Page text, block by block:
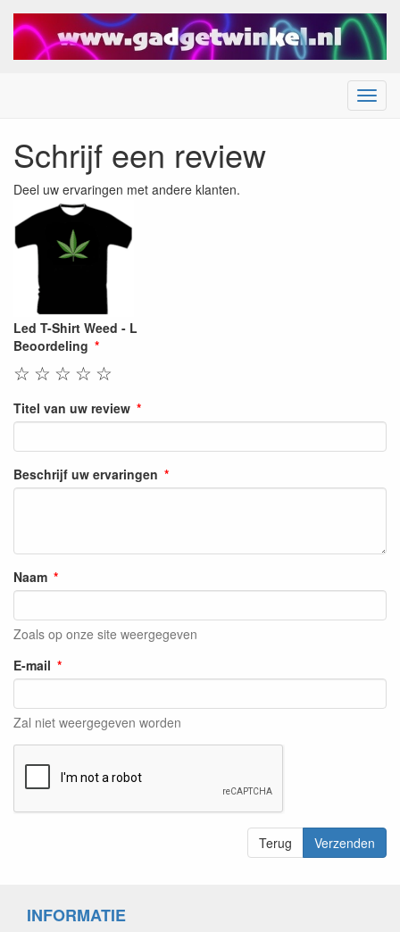
Menu
Schrijf een review
Deel uw ervaringen met andere klanten.
Led T-Shirt Weed - L
Beoordeling
☆
☆
☆
☆
☆
Titel van uw review
Beschrijf uw ervaringen
Naam
Zoals op onze site weergegeven
E-mail
Zal niet weergegeven worden
Terug Verzenden
INFORMATIE